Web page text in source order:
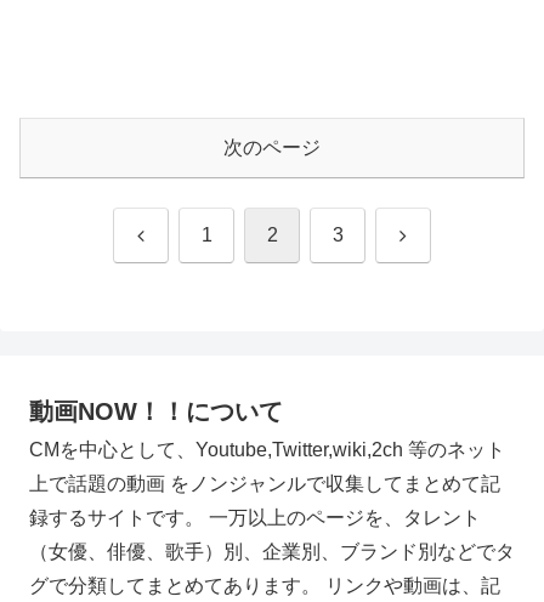
次のページ
前 1 2 3 次
動画NOW！！について
CMを中心として、Youtube,Twitter,wiki,2ch 等のネット
上で話題の動画 をノンジャンルで収集してまとめて記
録するサイトです。 一万以上のページを、タレント
（女優、俳優、歌手）別、企業別、ブランド別などでタ
グで分類してまとめてあります。 リンクや動画は、記